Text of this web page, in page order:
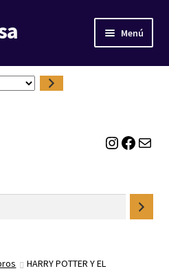
Menú
Instagram Facebook Correo electrónico
HARRY POTTER Y EL